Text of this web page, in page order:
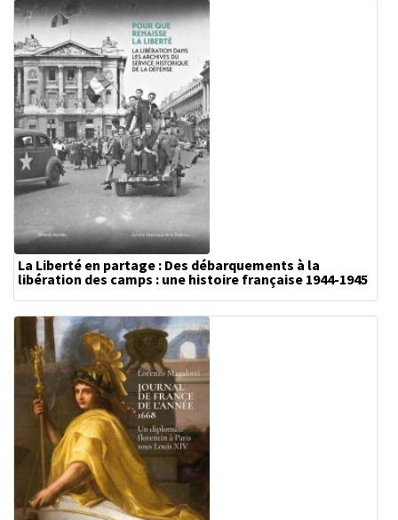
La Liberté en partage : Des débarquements à la
libération des camps : une histoire française 1944-1945